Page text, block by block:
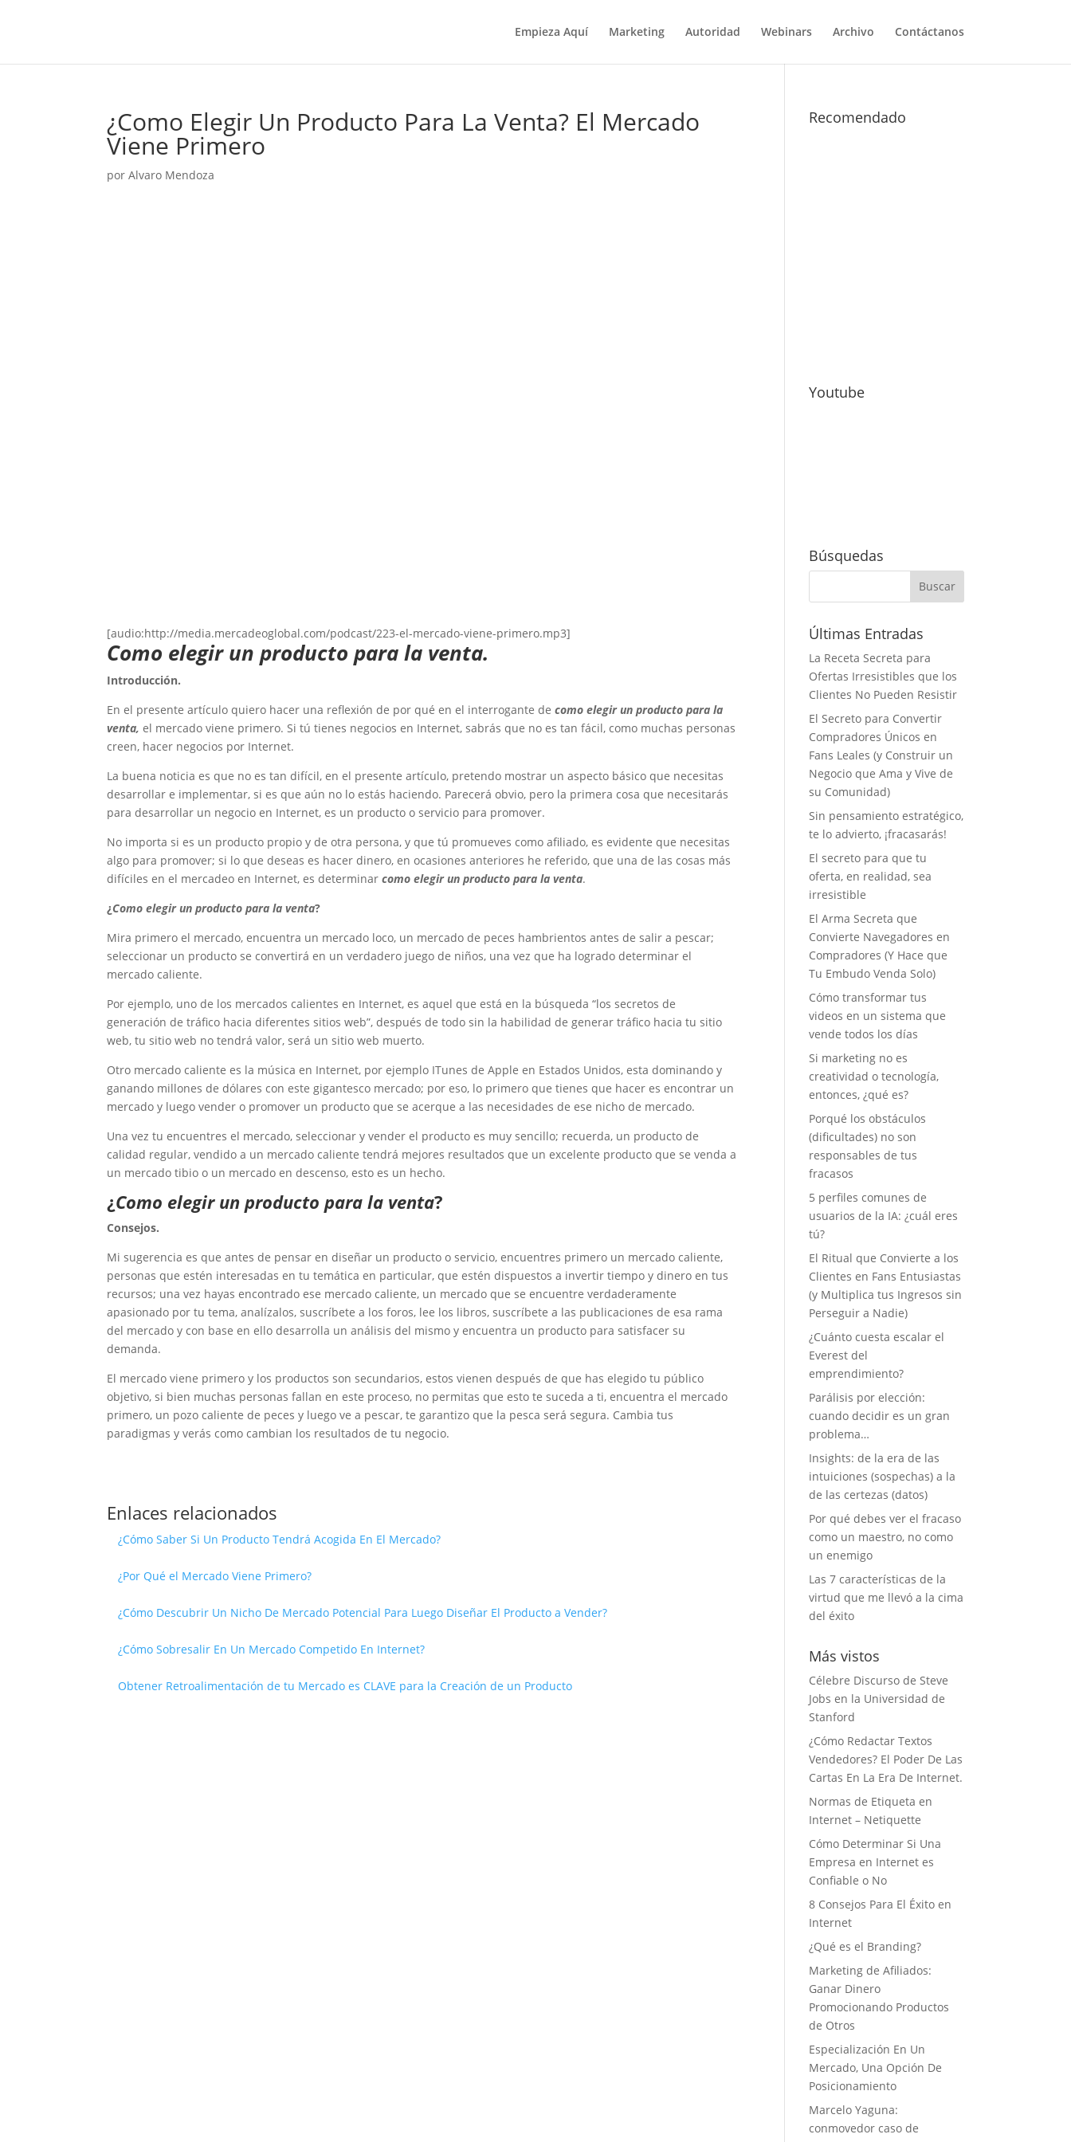
Empieza Aquí Marketing Autoridad Webinars Archivo Contáctanos
¿Como Elegir Un Producto Para La Venta? El Mercado
Viene Primero
porAlvaro Mendoza
[audio:http://media.mercadeoglobal.com/podcast/223-el-mercado-viene-primero.mp3]
Como elegir un producto para la venta.
Introducción.
En el presente artículo quiero hacer una reflexión de por qué en el interrogante decomo elegir un producto para la
venta,el mercado viene primero. Si tú tienes negocios en Internet, sabrás que no es tan fácil, como muchas personas
creen, hacer negocios por Internet.
La buena noticia es que no es tan difícil, en el presente artículo, pretendo mostrar un aspecto básico que necesitas
desarrollar e implementar, si es que aún no lo estás haciendo. Parecerá obvio, pero la primera cosa que necesitarás
para desarrollar un negocio en Internet, es un producto o servicio para promover.
No importa si es un producto propio y de otra persona, y que tú promueves como afiliado, es evidente que necesitas
algo para promover; si lo que deseas es hacer dinero, en ocasiones anteriores he referido, que una de las cosas más
difíciles en el mercadeo en Internet, es determinarcomo elegir un producto para la venta.
¿Como elegir un producto para la venta?
Mira primero el mercado, encuentra un mercado loco, un mercado de peces hambrientos antes de salir a pescar;
seleccionar un producto se convertirá en un verdadero juego de niños, una vez que ha logrado determinar el
mercado caliente.
Por ejemplo, uno de los mercados calientes en Internet, es aquel que está en la búsqueda “los secretos de
generación de tráfico hacia diferentes sitios web”, después de todo sin la habilidad de generar tráfico hacia tu sitio
web, tu sitio web no tendrá valor, será un sitio web muerto.
Otro mercado caliente es la música en Internet, por ejemplo ITunes de Apple en Estados Unidos, esta dominando y
ganando millones de dólares con este gigantesco mercado; por eso, lo primero que tienes que hacer es encontrar un
mercado y luego vender o promover un producto que se acerque a las necesidades de ese nicho de mercado.
Una vez tu encuentres el mercado, seleccionar y vender el producto es muy sencillo; recuerda, un producto de
calidad regular, vendido a un mercado caliente tendrá mejores resultados que un excelente producto que se venda a
un mercado tibio o un mercado en descenso, esto es un hecho.
¿Como elegir un producto para la venta?
Consejos.
Mi sugerencia es que antes de pensar en diseñar un producto o servicio, encuentres primero un mercado caliente,
personas que estén interesadas en tu temática en particular, que estén dispuestos a invertir tiempo y dinero en tus
recursos; una vez hayas encontrado ese mercado caliente, un mercado que se encuentre verdaderamente
apasionado por tu tema, analízalos, suscríbete a los foros, lee los libros, suscríbete a las publicaciones de esa rama
del mercado y con base en ello desarrolla un análisis del mismo y encuentra un producto para satisfacer su
demanda.
El mercado viene primero y los productos son secundarios, estos vienen después de que has elegido tu público
objetivo, si bien muchas personas fallan en este proceso, no permitas que esto te suceda a ti, encuentra el mercado
primero, un pozo caliente de peces y luego ve a pescar, te garantizo que la pesca será segura. Cambia tus
paradigmas y verás como cambian los resultados de tu negocio.
Enlaces relacionados
¿Cómo Saber Si Un Producto Tendrá Acogida En El Mercado?
¿Por Qué el Mercado Viene Primero?
¿Cómo Descubrir Un Nicho De Mercado Potencial Para Luego Diseñar El Producto a Vender?
¿Cómo Sobresalir En Un Mercado Competido En Internet?
Obtener Retroalimentación de tu Mercado es CLAVE para la Creación de un Producto
Recomendado
Youtube
Búsquedas
Últimas Entradas
La Receta Secreta para
Ofertas Irresistibles que los
Clientes No Pueden Resistir
El Secreto para Convertir
Compradores Únicos en
Fans Leales (y Construir un
Negocio que Ama y Vive de
su Comunidad)
Sin pensamiento estratégico,
te lo advierto, ¡fracasarás!
El secreto para que tu
oferta, en realidad, sea
irresistible
El Arma Secreta que
Convierte Navegadores en
Compradores (Y Hace que
Tu Embudo Venda Solo)
Cómo transformar tus
videos en un sistema que
vende todos los días
Si marketing no es
creatividad o tecnología,
entonces, ¿qué es?
Porqué los obstáculos
(dificultades) no son
responsables de tus
fracasos
5 perfiles comunes de
usuarios de la IA: ¿cuál eres
tú?
El Ritual que Convierte a los
Clientes en Fans Entusiastas
(y Multiplica tus Ingresos sin
Perseguir a Nadie)
¿Cuánto cuesta escalar el
Everest del
emprendimiento?
Parálisis por elección:
cuando decidir es un gran
problema…
Insights: de la era de las
intuiciones (sospechas) a la
de las certezas (datos)
Por qué debes ver el fracaso
como un maestro, no como
un enemigo
Las 7 características de la
virtud que me llevó a la cima
del éxito
Más vistos
Célebre Discurso de Steve
Jobs en la Universidad de
Stanford
¿Cómo Redactar Textos
Vendedores? El Poder De Las
Cartas En La Era De Internet.
Normas de Etiqueta en
Internet – Netiquette
Cómo Determinar Si Una
Empresa en Internet es
Confiable o No
8 Consejos Para El Éxito en
Internet
¿Qué es el Branding?
Marketing de Afiliados:
Ganar Dinero
Promocionando Productos
de Otros
Especialización En Un
Mercado, Una Opción De
Posicionamiento
Marcelo Yaguna:
conmovedor caso de